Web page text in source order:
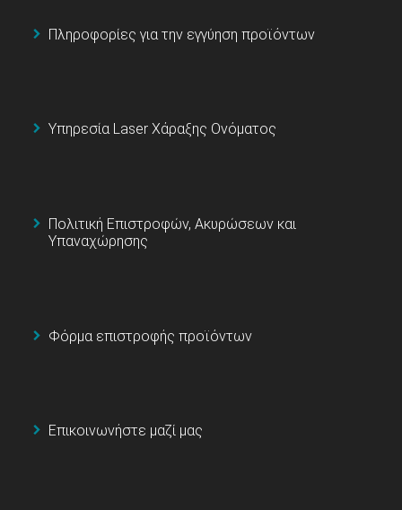
Πληροφορίες για την εγγύηση προϊόντων
Υπηρεσία Laser Χάραξης Ονόματος
Πολιτική Επιστροφών, Ακυρώσεων και
Υπαναχώρησης
Φόρμα επιστροφής προϊόντων
Επικοινωνήστε μαζί μας